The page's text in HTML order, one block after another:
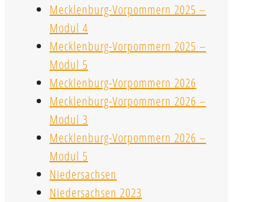
Mecklenburg-Vorpommern 2025 –
Modul 4
Mecklenburg-Vorpommern 2025 –
Modul 5
Mecklenburg-Vorpommern 2026
Mecklenburg-Vorpommern 2026 –
Modul 3
Mecklenburg-Vorpommern 2026 –
Modul 5
Niedersachsen
Niedersachsen 2023